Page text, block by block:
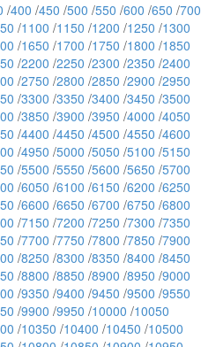
/400 /450 /500 /550 /600 /650 /700
/1100 /1150 /1200 /1250 /1300
/1650 /1700 /1750 /1800 /1850
/2200 /2250 /2300 /2350 /2400
/2750 /2800 /2850 /2900 /2950
/3300 /3350 /3400 /3450 /3500
/3850 /3900 /3950 /4000 /4050
/4400 /4450 /4500 /4550 /4600
/4950 /5000 /5050 /5100 /5150
/5500 /5550 /5600 /5650 /5700
/6050 /6100 /6150 /6200 /6250
/6600 /6650 /6700 /6750 /6800
/7150 /7200 /7250 /7300 /7350
/7700 /7750 /7800 /7850 /7900
/8250 /8300 /8350 /8400 /8450
/8800 /8850 /8900 /8950 /9000
/9350 /9400 /9450 /9500 /9550
/9900 /9950 /10000 /10050
/10350 /10400 /10450 /10500